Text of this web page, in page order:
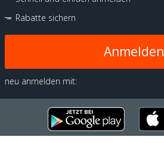
Rabatte sichern
Anmelden
neu anmelden mit: